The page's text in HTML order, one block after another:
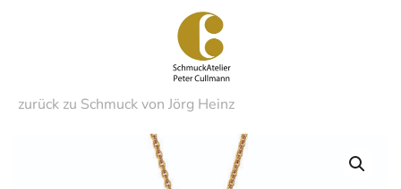
springen
zurück zu Schmuck von Jörg Heinz